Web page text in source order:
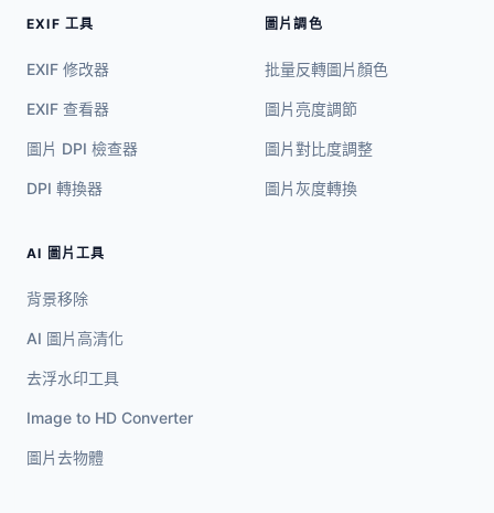
EXIF 工具
EXIF 修改器
EXIF 查看器
圖片 DPI 檢查器
DPI 轉換器
圖片調色
批量反轉圖片顏色
圖片亮度調節
圖片對比度調整
圖片灰度轉換
AI 圖片工具
背景移除
AI 圖片高清化
去浮水印工具
Image to HD Converter
圖片去物體